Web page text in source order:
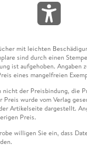
mit leichten
sind durch einen
ist aufgehoben. Angaben
eines mangelfreien
der Preisbindung, die
Preis wurde vom Verlag
Artikelseite dargestellt.
Preis.
willigen Sie ein, dass